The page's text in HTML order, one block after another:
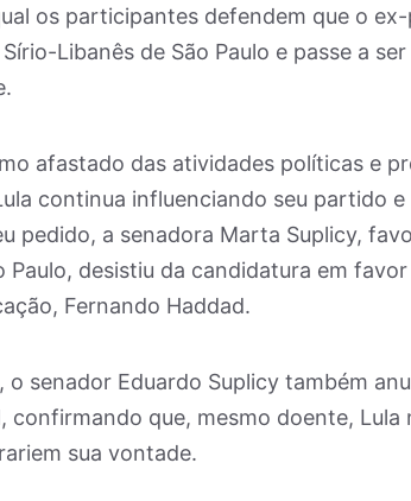
os participantes defendem que o
Libanês de São Paulo e passe a
afastado das atividades políticas e
continua influenciando seu partido
pedido, a senadora Marta Suplicy,
Paulo, desistiu da candidatura em
Fernando Haddad.
o senador Eduardo Suplicy também
confirmando que, mesmo doente, Lula
sua vontade.